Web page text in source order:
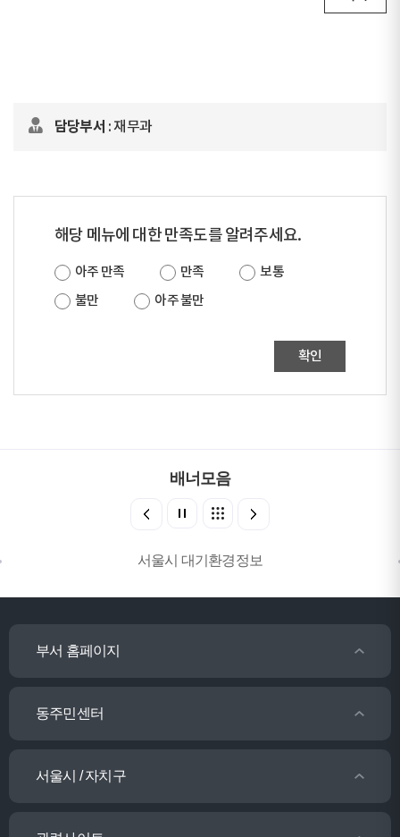
담당부서 : 재무과
해당 메뉴에 대한 만족도를 알려주세요.
아주 만족 만족
보통
불만
아주 불만
확인
배너모음
서울시 대기환경정보
부서 홈페이지
동주민센터
서울시 / 자치구